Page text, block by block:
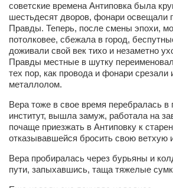
Досье
Арт-менеджеры
Лариса Ильченко
Орест Коваль
Елена Мельник
Вера Паненко
Сергей Шепилов
советские времена Антиповка была
шестьдесят дворов, фонари освещали
Правды. Теперь, после смены эпохи,
потолковее, сбежала в город,
доживали свой век тихо и незаметно
Правды местные в шутку
тех пор, как провода и фонари срезали
металлолом.
Вера тоже в свое время перебралась в
институт, вышла замуж, работала на
почаще приезжать в Антиповку к
отказывавшейся бросить свою ветхую
Вера пробиралась через бурьяны и
пути, запыхавшись, таща тяжелые